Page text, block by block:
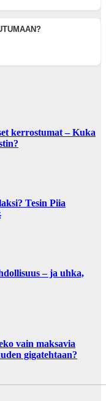
kerrostumat – Kuka
Tesin Piia
– ja uhka,
vain maksavia
gigatehtaan?